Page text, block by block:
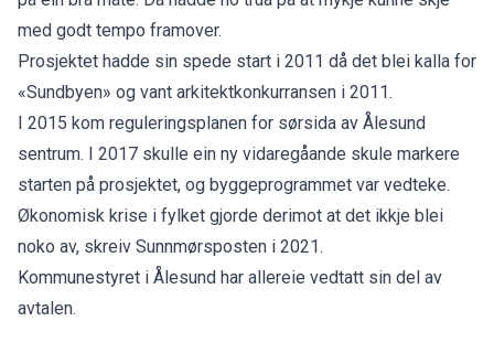
med godt tempo framover.
Prosjektet hadde sin spede start i 2011 då det blei kalla for
«Sundbyen» og vant arkitektkonkurransen i 2011.
I 2015 kom reguleringsplanen for sørsida av Ålesund
sentrum. I 2017 skulle ein ny vidaregåande skule markere
starten på prosjektet, og byggeprogrammet var vedteke.
Økonomisk krise i fylket gjorde derimot at det ikkje blei
noko av, skreiv Sunnmørsposten i 2021.
Kommunestyret i Ålesund har allereie vedtatt sin del av
avtalen.